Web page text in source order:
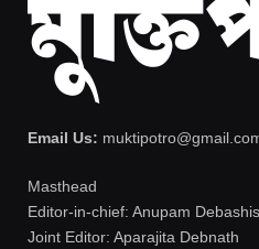
Email Us:
Masthead
Editor-in-chief: Anupam
Joint Editor: Aparajita Debnath